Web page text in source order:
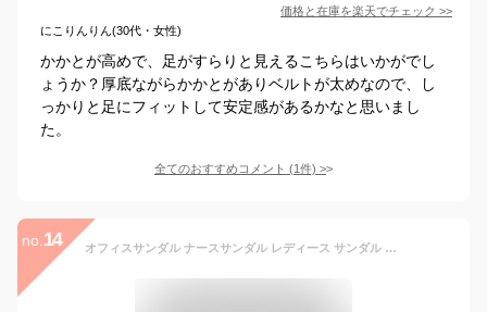
価格と在庫を楽天でチェック >>
にこりんりん(30代・女性)
かかとが高めで、足がすらりと見えるこちらはいかがでし
ょうか？厚底ながらかかとがありベルトが太めなので、し
っかりと足にフィットして安定感があるかなと思いまし
た。
全てのおすすめコメント (1件) >
no. 14 オフィスサンダル ナースサンダル レディース サンダル 黒 疲れにくい 疲れない 厚底 美脚 静音 軽量 ストラップ おしゃれ 3900 3960 3970 送料無料